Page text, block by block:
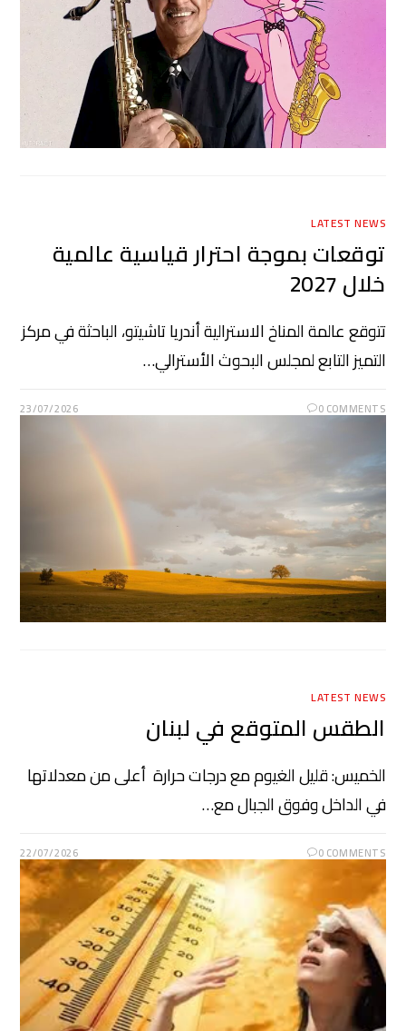
LATEST NEWS
توقعات بموجة احترار قياسية عالمية
خلال 2027
تتوقع عالمة المناخ الاسترالية أندريا تاشيتو، الباحثة في مركز
التميز التابع لمجلس البحوث الأسترالي…
0 COMMENTS
23/07/2026
LATEST NEWS
الطقس المتوقع في لبنان
الخميس: قليل الغيوم مع درجات حرارة أعلى من معدلاتها
في الداخل وفوق الجبال مع…
0 COMMENTS
22/07/2026